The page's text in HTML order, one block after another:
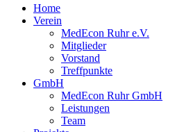
Home
Verein
MedEcon Ruhr e.V.
Mitglieder
Vorstand
Treffpunkte
GmbH
MedEcon Ruhr GmbH
Leistungen
Team